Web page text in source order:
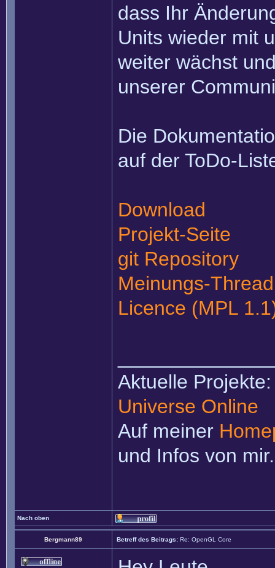
dass Ihr
Units wieder mit
weiter wächst
unserer
Die
auf der ToDo-
Download
Projekt-Seite
git Repository
Meinungs-Thread
Licence (MPL
Aktuelle
Universe Online
Auf meiner
und Infos von mir.
Nach oben
Bergmann89 Betreff des Beitrags: Re: OpenGL Core